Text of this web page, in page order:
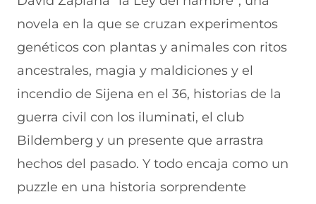
novela en la que se cruzan experimentos
genéticos con plantas y animales con ritos
ancestrales, magia y maldiciones y el
incendio de Sijena en el 36, historias de la
guerra civil con los iluminati, el club
Bildemberg y un presente que arrastra
hechos del pasado. Y todo encaja como un
puzzle en una historia sorprendente